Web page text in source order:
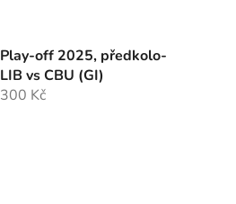
Play-off 2025, předkolo-
LIB vs CBU (GI)
300 Kč